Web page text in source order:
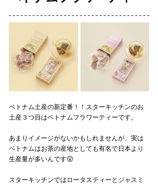
ベトナム土産の新定番！！スターキッチンのお
土産３つ目はベトナムフラワーティーです。
あまりイメージがないかもしれませんが、実は
ベトナムはお茶の産地としても有名で日本より
生産量が多いんです😲
スターキッチンではロータスティーとジャスミ